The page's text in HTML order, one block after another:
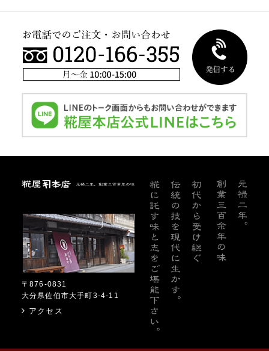
糀屋本店
〒876-0831
大分県佐伯市大手町3-4-11
アクセス